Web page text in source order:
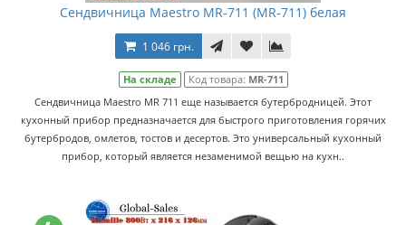
Сендвичница Maestro MR-711 (MR-711) белая
1 046 грн.
На складе Код товара: MR-711
Сендвичница Maestro MR 711 еще называется бутербродницей. Этот
кухонный прибор предназначается для быстрого приготовления горячих
бутербродов, омлетов, тостов и десертов. Это универсальный кухонный
прибор, который является незаменимой вещью на кухн..